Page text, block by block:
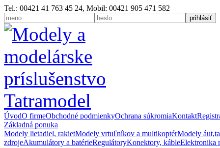
Tel.: 00421 41 763 45 24, Mobil: 00421 905 471 582
ÚvodO firmeObchodné podmienkyOchrana súkromiaKontakt
Základná ponuka
Modely lietadiel, rakietModely vrtuľníkov a multikoptérModely
zdrojeAkumulátory a batérieRegulátoryKonektory, kábleElektronika